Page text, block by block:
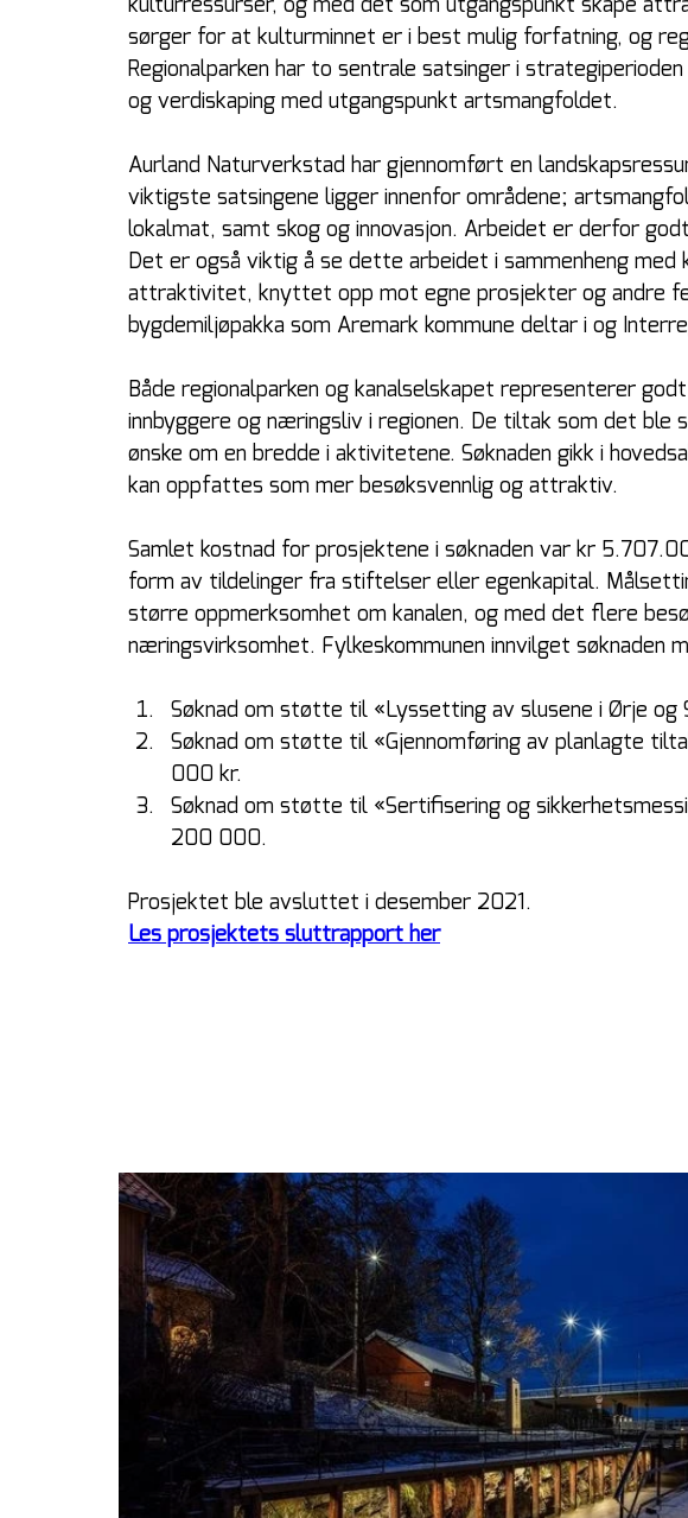
kulturressurser, og med det som utgangspunkt skape
sørger for at kulturminnet er i best mulig forfatning, og
Regionalparken har to sentrale satsinger i
og verdiskaping med utgangspunkt artsmangfoldet.
Aurland Naturverkstad har gjennomført en
viktigste satsingene ligger innenfor områdene;
lokalmat, samt skog og innovasjon. Arbeidet er derfor
Det er også viktig å se dette arbeidet i sammenheng med
attraktivitet, knyttet opp mot egne prosjekter og andre
bygdemiljøpakka som Aremark kommune deltar i og
Både regionalparken og kanalselskapet representerer
innbyggere og næringsliv i regionen. De tiltak som det
ønske om en bredde i aktivitetene. Søknaden gikk i
kan oppfattes som mer besøksvennlig og attraktiv.
Samlet kostnad for prosjektene i søknaden var kr
form av tildelinger fra stiftelser eller egenkapital.
større oppmerksomhet om kanalen, og med det flere
næringsvirksomhet. Fylkeskommunen innvilget søknaden
Søknad om støtte til «Lyssetting av slusene i Ørje
Søknad om støtte til «Gjennomføring av planlagte
000 kr.
Søknad om støtte til «Sertifisering og
200 000.
Prosjektet ble avsluttet i desember 2021.
Les prosjektets sluttrapport her